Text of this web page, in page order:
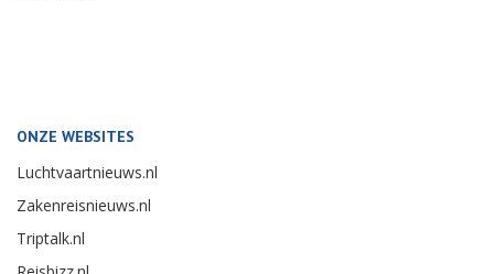
ONZE WEBSITES
Luchtvaartnieuws.nl
Zakenreisnieuws.nl
Triptalk.nl